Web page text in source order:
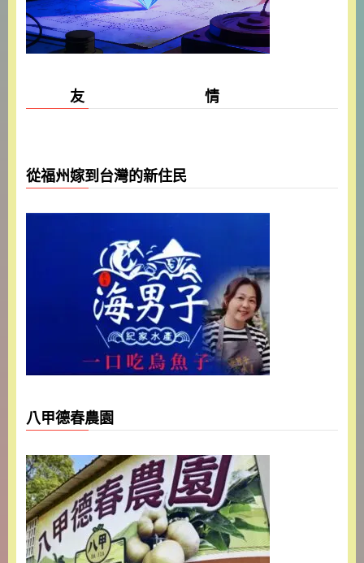
友 情
從福州嫁到台灣的新住民
八甲德春農園